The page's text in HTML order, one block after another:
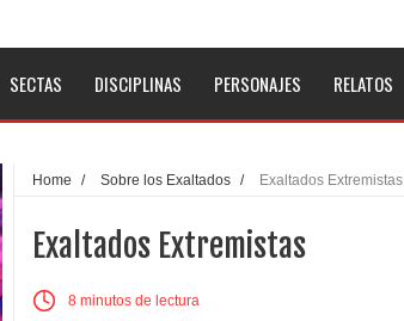
con los Muertos
el Pastel
en el Bidé
SECTAS DISCIPLINAS PERSONAJES RELATOS
Home / Sobre los Exaltados / Exaltados Extremistas
Exaltados Extremistas
8 minutos de lectura